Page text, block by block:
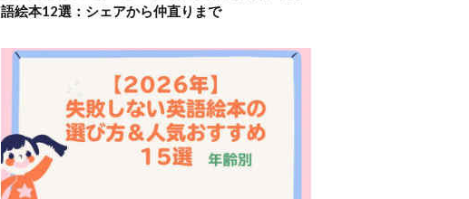
語絵本12選：シェアから仲直りまで